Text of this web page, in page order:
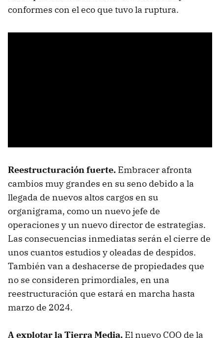
conformes con el eco que tuvo la ruptura.
Reestructuración fuerte. Embracer afronta
cambios muy grandes en su seno debido a la
llegada de nuevos altos cargos en su
organigrama, como un nuevo jefe de
operaciones y un nuevo director de estrategias.
Las consecuencias inmediatas serán el cierre de
unos cuantos estudios y oleadas de despidos.
También van a deshacerse de propiedades que
no se consideren primordiales, en una
reestructuración que estará en marcha hasta
marzo de 2024.
A explotar la Tierra Media. El nuevo COO de la